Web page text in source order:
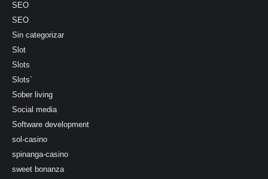
SEO
SEO
Sin categorizar
Slot
Slots
Slots`
Sober living
Social media
Software development
sol-casino
spinanga-casino
sweet bonanza